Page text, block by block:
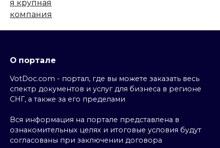
О портале
VotDoc.com - портал, где вы можете заказать весь
спектр документов и услуг для бизнеса в регионе
СНГ, а также за его пределами
Вся информация на портале представлена в
ознакомительных целях и итоговые условия будут
согласованы при заключении договора